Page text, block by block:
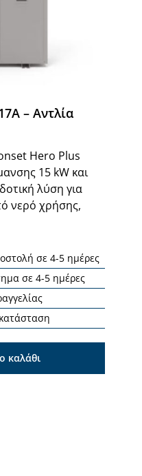
– Αντλία
Hero Plus
15 kW και
λύση για
νερό χρήσης,
σε 4-5 ημέρες
σε 4-5 ημέρες
καλάθι